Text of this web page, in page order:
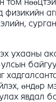
ухааны
өндөр
явдал